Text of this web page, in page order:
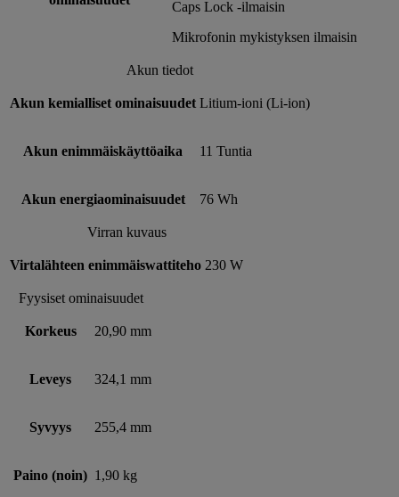
Caps Lock -ilmaisin
Mikrofonin mykistyksen ilmaisin
Akun tiedot
Akun kemialliset ominaisuudet Litium-ioni (Li-ion)
Akun enimmäiskäyttöaika 11 Tuntia
Akun energiaominaisuudet 76 Wh
Virran kuvaus
Virtalähteen enimmäiswattiteho 230 W
Fyysiset ominaisuudet
Korkeus 20,90 mm
Leveys 324,1 mm
Syvyys 255,4 mm
Paino (noin) 1,90 kg